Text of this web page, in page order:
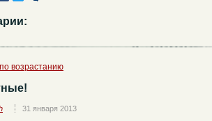
возрастанию
31 января 2013